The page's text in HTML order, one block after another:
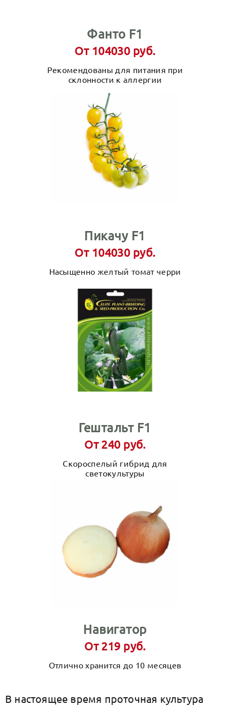
Фанто F1
От 104030 руб.
Рекомендованы для питания при
склонности к аллергии
Пикачу F1
От 104030 руб.
Насыщенно желтый томат черри
Гештальт F1
От 240 руб.
Скороспелый гибрид для
светокультуры
Навигатор
От 219 руб.
Отлично хранится до 10 месяцев
В настоящее время проточная культура